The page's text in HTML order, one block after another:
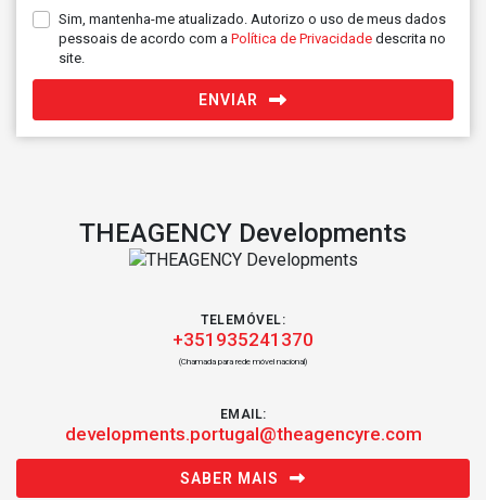
Sim, mantenha-me atualizado. Autorizo o uso de meus dados
pessoais de acordo com a Política de Privacidade descrita no
site.
ENVIAR
THEAGENCY Developments
TELEMÓVEL:
+351935241370
(Chamada para rede móvel nacional)
EMAIL:
developments.portugal@theagencyre.com
SABER MAIS